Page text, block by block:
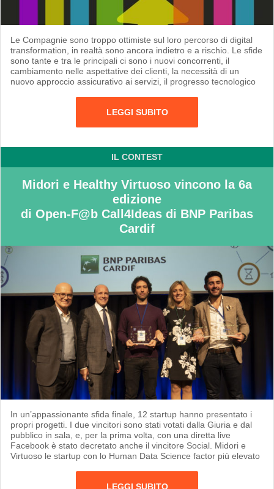
Le Compagnie sono troppo ottimiste sul loro percorso di digital
transformation, in realtà sono ancora indietro e a rischio. Le sfide
sono tante e tra le principali ci sono i nuovi concorrenti, il
cambiamento nelle aspettative dei clienti, la necessità di un
nuovo approccio assicurativo ai servizi, il progresso tecnologico
LEGGI SUBITO
IL CONTEST
Midori e Healthy Virtuoso vincono la 6a
edizione
di Open-F@b Call4Ideas di BNP Paribas
Cardif
In un’appassionante sfida finale, 12 startup hanno presentato i
propri progetti. I due vincitori sono stati votati dalla Giuria e dal
pubblico in sala, e, per la prima volta, con una diretta live
Facebook è stato decretato anche il vincitore Social. Midori e
Virtuoso le startup con lo Human Data Science factor più elevato
LEGGI SUBITO